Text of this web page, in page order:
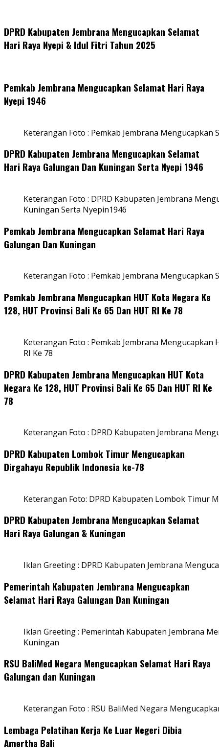
DPRD Kabupaten Jembrana Mengucapkan Selamat
Hari Raya Nyepi & Idul Fitri Tahun 2025
Pemkab Jembrana Mengucapkan Selamat Hari Raya
Nyepi 1946
Keterangan Foto : Pemkab Jembrana Mengucapkan
DPRD Kabupaten Jembrana Mengucapkan Selamat
Hari Raya Galungan Dan Kuningan Serta Nyepi 1946
Keterangan Foto : DPRD Kabupaten Jembrana
Kuningan Serta Nyepin1946
Pemkab Jembrana Mengucapkan Selamat Hari Raya
Galungan Dan Kuningan
Keterangan Foto : Pemkab Jembrana Mengucapkan
Pemkab Jembrana Mengucapkan HUT Kota Negara Ke
128, HUT Provinsi Bali Ke 65 Dan HUT RI Ke 78
Keterangan Foto : Pemkab Jembrana Mengucapkan
RI Ke 78
DPRD Kabupaten Jembrana Mengucapkan HUT Kota
Negara Ke 128, HUT Provinsi Bali Ke 65 Dan HUT RI Ke
78
Keterangan Foto : DPRD Kabupaten Jembrana
DPRD Kabupaten Lombok Timur Mengucapkan
Dirgahayu Republik Indonesia ke-78
Keterangan Foto: DPRD Kabupaten Lombok Timur
DPRD Kabupaten Jembrana Mengucapkan Selamat
Hari Raya Galungan & Kuningan
Iklan Greeting : DPRD Kabupaten Jembrana
Pemerintah Kabupaten Jembrana Mengucapkan
Selamat Hari Raya Galungan Dan Kuningan
Iklan Greeting : Pemerintah Kabupaten Jembrana
Kuningan
RSU BaliMed Negara Mengucapkan Selamat Hari Raya
Galungan dan Kuningan
Keterangan Foto : RSU BaliMed Negara
Lembaga Pelatihan Kerja Ke Luar Negeri Dibia
Amertha Bali